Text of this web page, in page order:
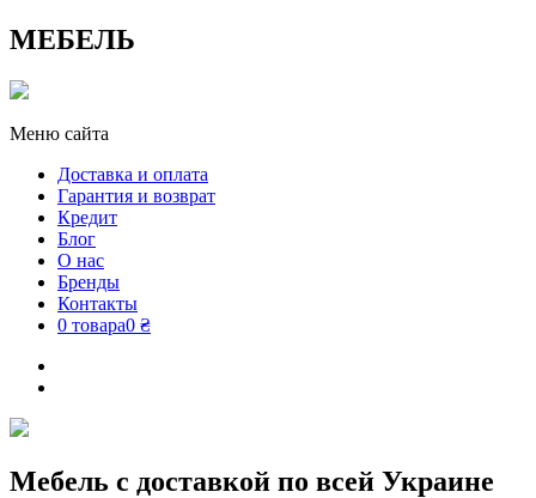
МЕБЕЛЬ
Меню сайта
Доставка и оплата
Гарантия и возврат
Кредит
Блог
О нас
Бренды
Контакты
0 товара0 ₴
Мебель с доставкой по всей Украине